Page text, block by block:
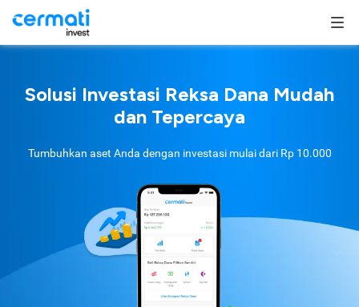
Solusi Investasi Reksa Dana Mudah
dan Tepercaya
Tumbuhkan aset Anda dengan investasi mulai dari Rp 10.000